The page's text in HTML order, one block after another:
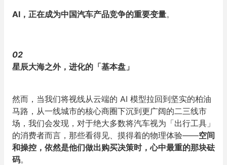
AI ，正在成为中国汽车产品竞争的重要变量。
02
星辰大海之外，进化的「基本盘」
然而，当我们将视线从云端的 AI 模型拉回到坚实的柏油
马路，从一线城市的核心商圈下沉到更广阔的二三线市
场，我们会发现，对于绝大多数将汽车视为「出行工具」
的消费者而言，那些看得见、摸得着的物理体验——空间
和操控，依然是他们做出购买决策时，心中最重的那块砝
码。